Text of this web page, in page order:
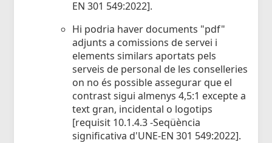
EN 301 549:2022].
Hi podria haver documents "pdf"
adjunts a comissions de servei i
elements similars aportats pels
serveis de personal de les conselleries
on no és possible assegurar que el
contrast sigui almenys 4,5:1 excepte a
text gran, incidental o logotips
[requisit 10.1.4.3 -Seqüència
significativa d'UNE-EN 301 549:2022].